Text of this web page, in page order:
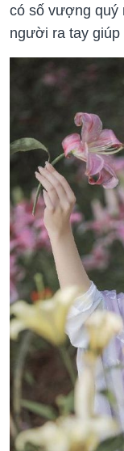
có số vượng quý
người ra tay giúp